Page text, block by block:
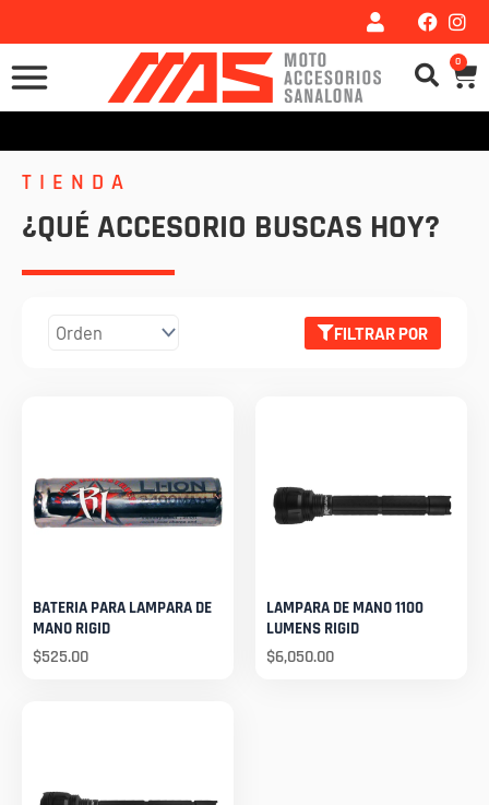
al
contenido
0
TIENDA
¿QUÉ ACCESORIO BUSCAS HOY?
FILTRAR POR
BATERIA PARA LAMPARA DE
MANO RIGID
$525.00
LAMPARA DE MANO 1100
LUMENS RIGID
$6,050.00